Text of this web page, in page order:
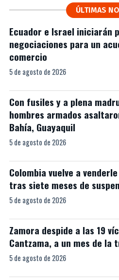
ÚLTIMAS
Ecuador e Israel iniciarán
negociaciones para un
comercio
5 de agosto de 2026
Con fusiles y a plena
hombres armados
Bahía, Guayaquil
5 de agosto de 2026
Colombia vuelve a
tras siete meses de
5 de agosto de 2026
Zamora despide a las 19
Cantzama, a un mes de la
5 de agosto de 2026